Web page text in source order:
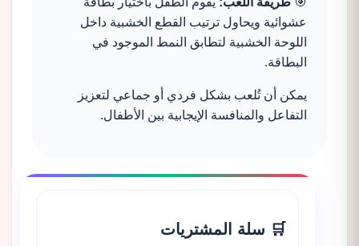
عشوائية ويحاول ترتيب القطع الخشبية داخل
اللوحة الخشبية لتطابق النمط الموجود في
البطاقة.
يمكن أن تُلعب بشكل فردي أو جماعي لتعزيز
التفاعل والمنافسة الإيجابية بين الأطفال.
🛒 سلة المشتريات